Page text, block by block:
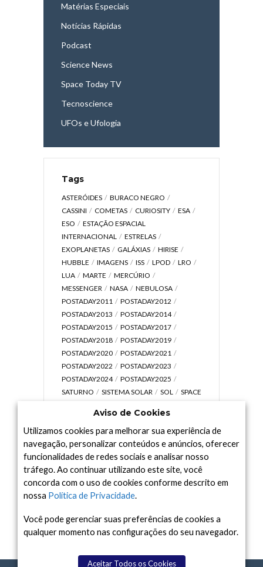
Matérias Especiais
Notícias Rápidas
Podcast
Science News
Space Today TV
Tecnoscience
UFOs e Ufologia
Tags
ASTERÓIDES
BURACO NEGRO
CASSINI
COMETAS CURIOSITY
ESA
ESO
ESTAÇÃO ESPACIAL
INTERNACIONAL
ESTRELAS
EXOPLANETAS
GALÁXIAS
HIRISE
HUBBLE
IMAGENS ISS LPOD
LRO
LUA
MARTE
MERCÚRIO
MESSENGER
NASA
NEBULOSA
POSTADAY2011
POSTADAY2012
POSTADAY2013
POSTADAY2014
POSTADAY2015
POSTADAY2017
POSTADAY2018
POSTADAY2019
POSTADAY2020
POSTADAY2021
POSTADAY2022
POSTADAY2023
POSTADAY2024
POSTADAY2025
SATURNO
SISTEMA SOLAR SOL
SPACE
UNIVERSO
VÍDEO
Arquivo
Arquivo
Aviso de Cookies
Utilizamos cookies para melhorar sua experiência de
navegação, personalizar conteúdos e anúncios, oferecer
funcionalidades de redes sociais e analisar nosso
tráfego. Ao continuar utilizando este site, você
concorda com o uso de cookies conforme descrito em
nossa Política de Privacidade.
Você pode gerenciar suas preferências de cookies a
qualquer momento nas configurações do seu navegador.
Aceitar Todos os Cookies